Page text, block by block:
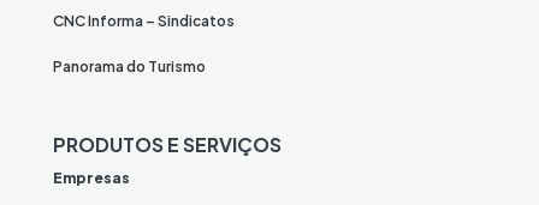
CNC Informa – Sindicatos
Panorama do Turismo
PRODUTOS E SERVIÇOS
Empresas